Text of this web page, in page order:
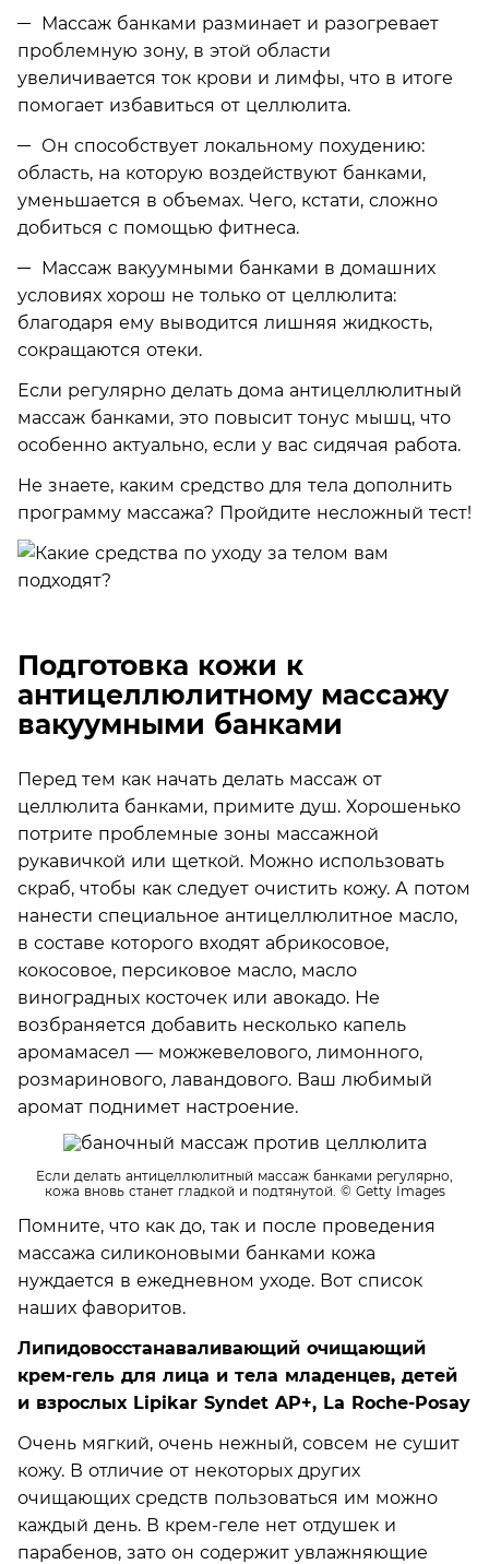
Массаж банками разминает и разогревает
проблемную зону, в этой области
увеличивается ток крови и лимфы, что в итоге
помогает избавиться от целлюлита.
Он способствует локальному похудению:
область, на которую воздействуют банками,
уменьшается в объемах. Чего, кстати, сложно
добиться с помощью фитнеса.
Массаж вакуумными банками в домашних
условиях хорош не только от целлюлита:
благодаря ему выводится лишняя жидкость,
сокращаются отеки.
Если регулярно делать дома антицеллюлитный
массаж банками, это повысит тонус мышц, что
особенно актуально, если у вас сидячая работа.
Не знаете, каким средство для тела дополнить
программу массажа? Пройдите несложный тест!
Подготовка кожи к
антицеллюлитному массажу
вакуумными банками
Перед тем как начать делать массаж от
целлюлита банками, примите душ. Хорошенько
потрите проблемные зоны массажной
рукавичкой или щеткой. Можно использовать
скраб, чтобы как следует очистить кожу. А потом
нанести специальное антицеллюлитное масло,
в составе которого входят абрикосовое,
кокосовое, персиковое масло, масло
виноградных косточек или авокадо. Не
возбраняется добавить несколько капель
аромамасел — можжевелового, лимонного,
розмаринового, лавандового. Ваш любимый
аромат поднимет настроение.
Если делать антицеллюлитный массаж банками регулярно,
кожа вновь станет гладкой и подтянутой. © Getty Images
Помните, что как до, так и после проведения
массажа силиконовыми банками кожа
нуждается в ежедневном уходе. Вот список
наших фаворитов.
Липидовосстанаваливающий очищающий
крем-гель для лица и тела младенцев, детей
и взрослых Lipikar Syndet AP+, La Roche-Posay
Очень мягкий, очень нежный, совсем не сушит
кожу. В отличие от некоторых других
очищающих средств пользоваться им можно
каждый день. В крем-геле нет отдушек и
парабенов, зато он содержит увлажняющие